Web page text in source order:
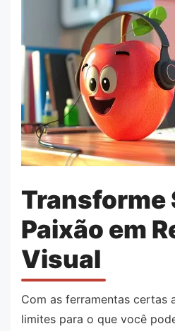
Transforme
Paixão em
Visual
Com as ferramentas certas
limites para o que você